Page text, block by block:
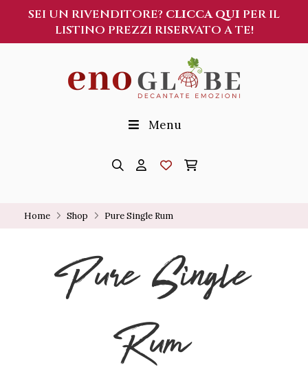
SEI UN RIVENDITORE? CLICCA QUI PER IL
LISTINO PREZZI RISERVATO A TE!
Menu
Home Shop Pure Single Rum
Pure Single
Rum